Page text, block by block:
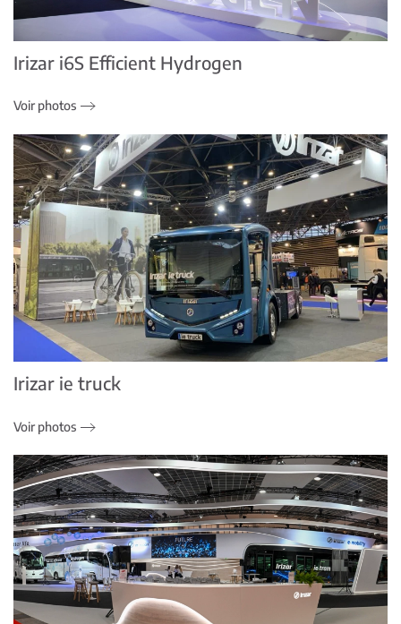
Irizar i6S Efficient Hydrogen
Voir photos
Irizar ie truck
Voir photos